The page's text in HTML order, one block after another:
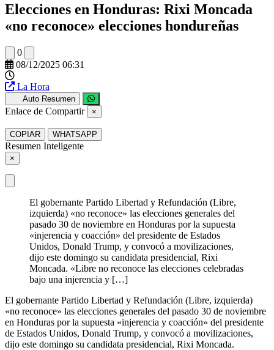
Elecciones en Honduras: Rixi Moncada
«no reconoce» elecciones hondureñas
0
08/12/2025 06:31
La Hora
Auto Resumen
Enlace de Compartir ×
COPIAR WHATSAPP
Resumen Inteligente
×
El gobernante Partido Libertad y Refundación (Libre,
izquierda) «no reconoce» las elecciones generales del
pasado 30 de noviembre en Honduras por la supuesta
«injerencia y coacción» del presidente de Estados
Unidos, Donald Trump, y convocó a movilizaciones,
dijo este domingo su candidata presidencial, Rixi
Moncada. «Libre no reconoce las elecciones celebradas
bajo una injerencia y […]
El gobernante Partido Libertad y Refundación (Libre, izquierda)
«no reconoce» las elecciones generales del pasado 30 de noviembre
en Honduras por la supuesta «injerencia y coacción» del presidente
de Estados Unidos, Donald Trump, y convocó a movilizaciones,
dijo este domingo su candidata presidencial, Rixi Moncada.